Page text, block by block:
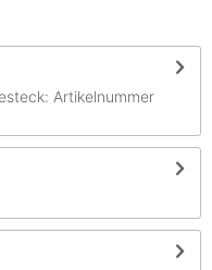
Artikelnummer